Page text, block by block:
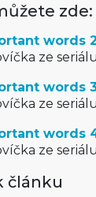
zde:
words 2
ze
words
ze
words
ze
článku